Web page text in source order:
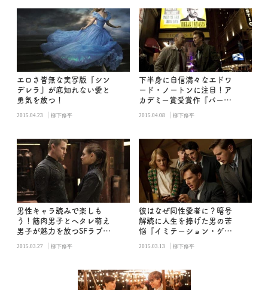
エロさ皆無な実写版『シン
デレラ』が底知れない愛と
勇気を放つ！
2015.04.23 | 柳下修平
下半身に自信満々なエドワ
ード・ノートンに注目！ア
カデミー賞受賞作『バード
マン あるいは（無知がもた
らす予期せぬ奇跡）』
2015.04.08 | 柳下修平
男性キャラ読みで楽しも
う！筋肉男子とヘタレ萌え
男子が魅力を放つSFラブア
クション『ジュピター』
2015.03.27 | 柳下修平
彼はなぜ同性愛者に？暗号
解読に人生を捧げた男の苦
悩『イミテーション・ゲー
ム エニグマと天才数学者の
2015.03.13 | 柳下修平